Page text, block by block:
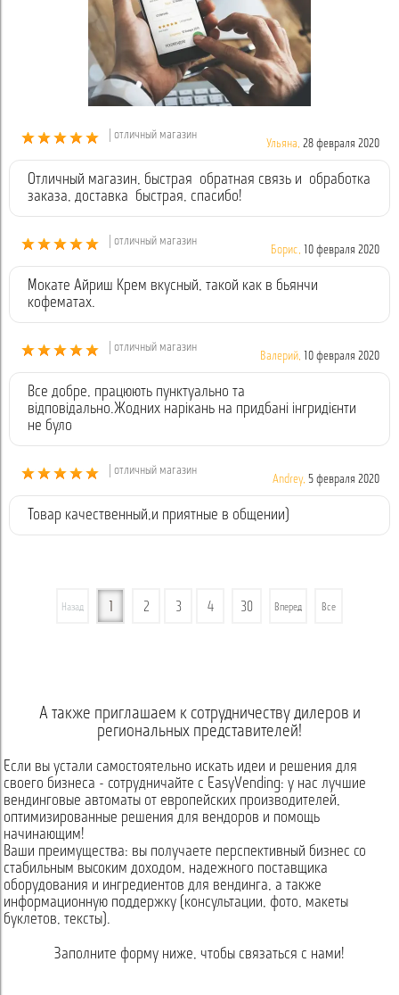
| отличный магазин
Ульяна, 28 февраля 2020
Отличный магазин, быстрая обратная связь и обработка
заказа, доставка быстрая, спасибо!
| отличный магазин
Борис, 10 февраля 2020
Мокате Айриш Крем вкусный, такой как в бьянчи
кофематах.
| отличный магазин
Валерий, 10 февраля 2020
Все добре, працюють пунктуально та
відповідально.Жодних нарікань на придбані інгридієнти
не було
| отличный магазин
Andrey, 5 февраля 2020
Товар качественный,и приятные в общении)
Назад 2 3 4 30 Вперед Все
А также приглашаем к сотрудничеству дилеров и
региональных представителей!
Если вы устали самостоятельно искать идеи и решения для
своего бизнеса - сотрудничайте с EasyVending: у нас лучшие
вендинговые автоматы от европейских производителей,
оптимизированные решения для вендоров и помощь
начинающим!
Ваши преимущества: вы получаете перспективный бизнес со
стабильным высоким доходом, надежного поставщика
оборудования и ингредиентов для вендинга, а также
информационную поддержку (консультации, фото, макеты
буклетов, тексты).
Заполните форму ниже, чтобы связаться с нами!